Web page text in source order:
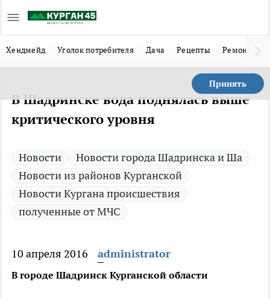
Хендмейд Уголок потребителя Дача Рецепты Ремонт
Принять
В Шадринске вода поднялась выше
критического уровня
Новости
Новости города Шадринска и Ша
Новости из районов Курганской
Новости Кургана происшествия
полученные от МЧС
10 апреля 2016 administrator
В городе Шадринск Курганской области